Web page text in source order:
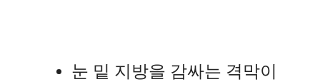
눈 밑 지방을 감싸는 격막이